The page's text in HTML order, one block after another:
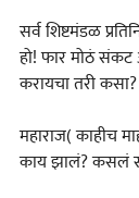
सर्व शिष्टमंडळ
हो! फार मोठं
करायचा तरी
महाराज( काहीच
काय झालं?